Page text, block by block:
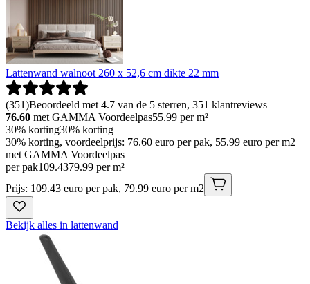
Lattenwand walnoot 260 x 52,6 cm dikte 22 mm
(351)Beoordeeld met 4.7 van de 5 sterren, 351 klantreviews
76.60 met GAMMA Voordeelpas55.99 per m²
30% korting30% korting
30% korting, voordeelprijs: 76.60 euro per pak, 55.99 euro per m2
met GAMMA Voordeelpas
per pak109.4379.99 per m²
Prijs: 109.43 euro per pak, 79.99 euro per m2
Bekijk alles in lattenwand